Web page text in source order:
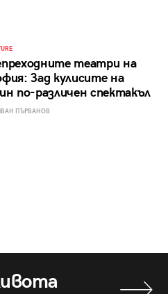
театри на
Зад кулисите на
по-различен спектакъл
ПЪРВАНОВ